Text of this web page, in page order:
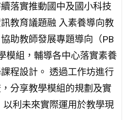
落實推動國中及國小科技
教育議題融 入素養導向教
助教師發展專題導向（PB
模組，輔導各中心落實素養
程設計。 透過工作坊進行
分享教學模組的規劃及實
以利未來實際運用於教學現